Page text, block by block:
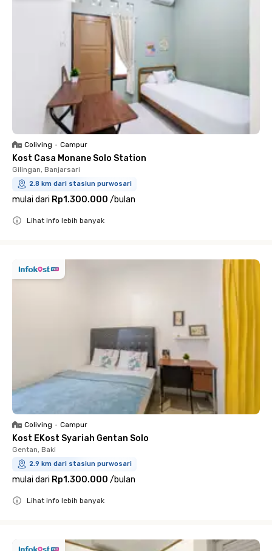
Coliving • Campur
Kost Casa Monane Solo Station
Gilingan, Banjarsari
2.8 km dari stasiun purwosari
mulai dari Rp1.300.000 /bulan
Lihat info lebih banyak
Coliving • Campur
Kost EKost Syariah Gentan Solo
Gentan, Baki
2.9 km dari stasiun purwosari
mulai dari Rp1.300.000 /bulan
Lihat info lebih banyak